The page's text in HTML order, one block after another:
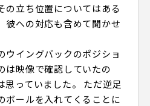
の立ち位置についてはある
彼への対応も含めて聞かせ
ウイングバックのポジショ
は映像で確認していたの
思っていました。 ただ逆足
ボールを入れてくることに